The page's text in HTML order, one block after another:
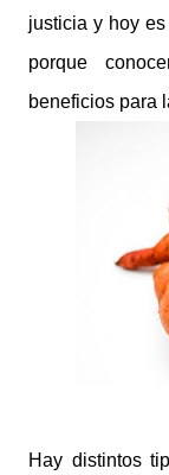
justicia y hoy
porque
beneficios para
Hay distintos